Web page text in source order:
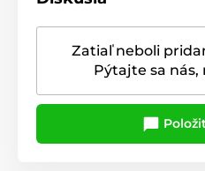
Zatiaľ neboli
Pýtajte sa nás,